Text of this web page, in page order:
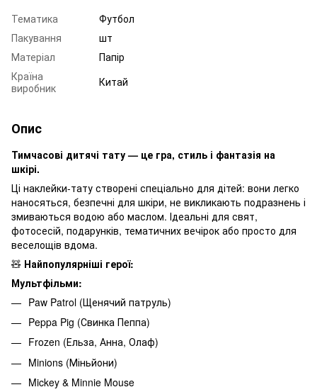
Тематика
Футбол
Пакування
шт
Матеріал
Папір
Країна
виробник
Китай
Опис
Тимчасові дитячі тату — це гра, стиль і фантазія на
шкірі.
Ці наклейки-тату створені спеціально для дітей: вони легко
наносяться, безпечні для шкіри, не викликають подразнень і
змиваються водою або маслом. Ідеальні для свят,
фотосесій, подарунків, тематичних вечірок або просто для
веселощів вдома.
🧸 Найпопулярніші герої:
Мультфільми:
Paw Patrol (Щенячий патруль)
Peppa Pig (Свинка Пеппа)
Frozen (Ельза, Анна, Олаф)
Minions (Міньйони)
Mickey & Minnie Mouse